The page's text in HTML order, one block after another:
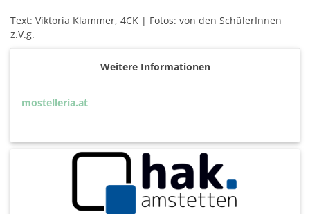
Text: Viktoria Klammer, 4CK | Fotos: von den SchülerInnen
z.V.g.
Weitere Informationen
mostelleria.at